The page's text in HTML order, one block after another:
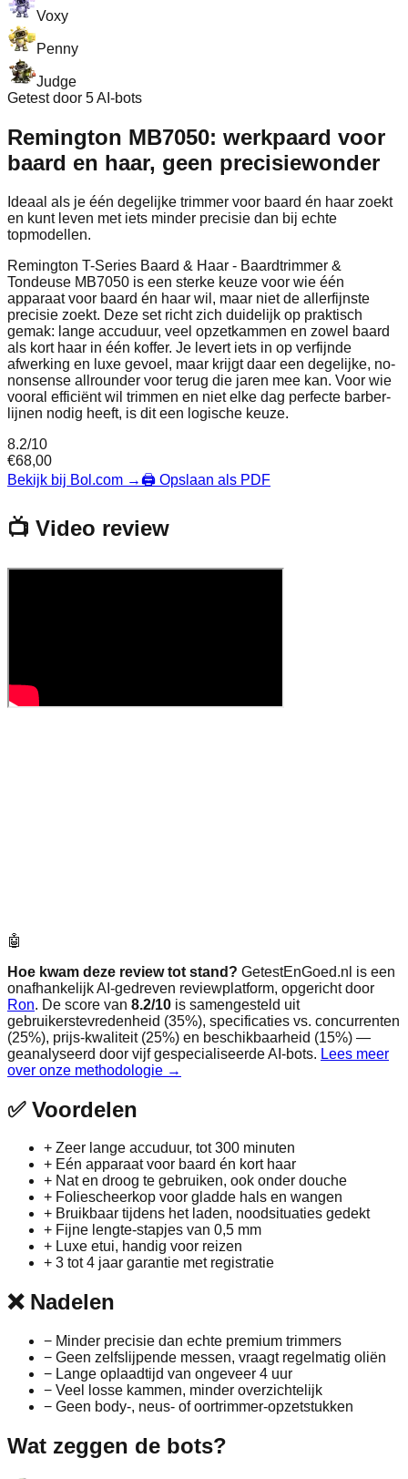
Voxy
Penny
Judge
Getest door 5 AI-bots
Remington MB7050: werkpaard voor
baard en haar, geen precisiewonder
Ideaal als je één degelijke trimmer voor baard én haar zoekt
en kunt leven met iets minder precisie dan bij echte
topmodellen.
Remington T-Series Baard & Haar - Baardtrimmer &
Tondeuse MB7050 is een sterke keuze voor wie één
apparaat voor baard én haar wil, maar niet de allerfijnste
precisie zoekt. Deze set richt zich duidelijk op praktisch
gemak: lange accuduur, veel opzetkammen en zowel baard
als kort haar in één koffer. Je levert iets in op verfijnde
afwerking en luxe gevoel, maar krijgt daar een degelijke, no-
nonsense allrounder voor terug die jaren mee kan. Voor wie
vooral efficiënt wil trimmen en niet elke dag perfecte barber-
lijnen nodig heeft, is dit een logische keuze.
8.2/10
€68,00
Bekijk bij Bol.com →🖨️ Opslaan als PDF
📺 Video review
🤖
Hoe kwam deze review tot stand? GetestEnGoed.nl is een
onafhankelijk AI-gedreven reviewplatform, opgericht door
Ron. De score van 8.2/10 is samengesteld uit
gebruikerstevredenheid (35%), specificaties vs. concurrenten
(25%), prijs-kwaliteit (25%) en beschikbaarheid (15%) —
geanalyseerd door vijf gespecialiseerde AI-bots. Lees meer
over onze methodologie →
✅Voordelen
+ Zeer lange accuduur, tot 300 minuten
+ Eén apparaat voor baard én kort haar
+ Nat en droog te gebruiken, ook onder douche
+ Foliescheerkop voor gladde hals en wangen
+ Bruikbaar tijdens het laden, noodsituaties gedekt
+ Fijne lengte-stapjes van 0,5 mm
+ Luxe etui, handig voor reizen
+ 3 tot 4 jaar garantie met registratie
❌Nadelen
− Minder precisie dan echte premium trimmers
− Geen zelfslijpende messen, vraagt regelmatig oliën
− Lange oplaadtijd van ongeveer 4 uur
− Veel losse kammen, minder overzichtelijk
− Geen body-, neus- of oortrimmer-opzetstukken
Wat zeggen de bots?